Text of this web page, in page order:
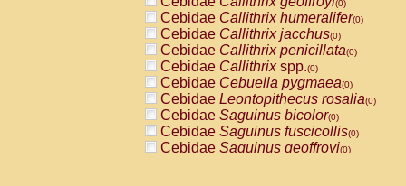
PitheciidaeChiropotes satanas(0)
PitheciidaePithecia monachus
PitheciidaePithecia pithecia(0)
CercopithecidaeCercocebus agilis
CercopithecidaeCercocebus
CercopithecidaeCercocebus
CercopithecidaeCercocebus
CercopithecidaeCercocebus
CercopithecidaeCercocebushybrid
(0)
Cebidae Callithrix humeralifer(0)
Cebidae Callithrix jacchus(0)
Cebidae Callithrix penicillata(0)
Cebidae Callithrixspp.(0)
Cebidae Cebuella pygmaea(0)
Cebidae Leontopithecus rosalia(0)
Cebidae Saguinus bicolor(0)
Cebidae Saguinus fuscicollis(0)
Cebidae Saguinus geoffroyi(0)